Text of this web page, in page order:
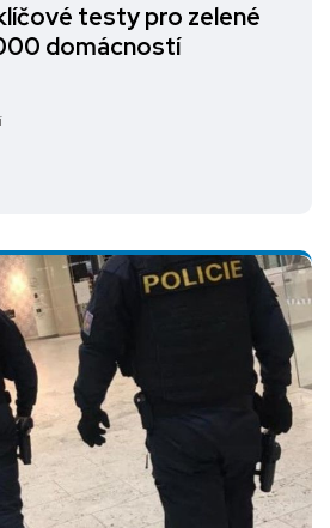
testy pro zelené
domácností